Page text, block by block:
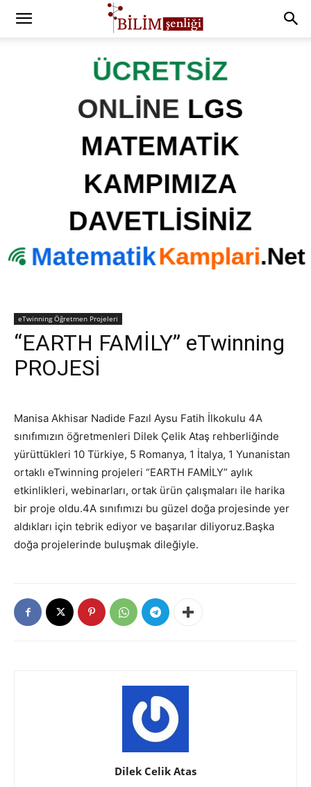
eTwinning Öğretmen Projeleri
“EARTH FAMİLY” eTwinning
PROJESİ
Manisa Akhisar Nadide Fazıl Aysu Fatih İlkokulu 4A
sınıfımızın öğretmenleri Dilek Çelik Ataş rehberliğinde
yürüttükleri 10 Türkiye, 5 Romanya, 1 İtalya, 1 Yunanistan
ortaklı eTwinning projeleri “EARTH FAMİLY” aylık
etkinlikleri, webinarları, ortak ürün çalışmaları ile harika
bir proje oldu.4A sınıfımızı bu güzel doğa projesinde yer
aldıkları için tebrik ediyor ve başarılar diliyoruz.Başka
doğa projelerinde buluşmak dileğiyle.
Dilek Celik Atas